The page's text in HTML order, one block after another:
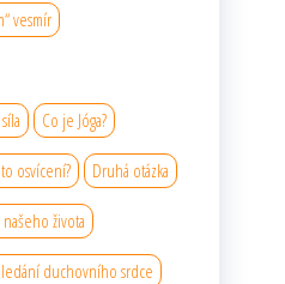
vesmír
Co je Jóga?
osvícení? Druhá otázka
života
duchovního srdce